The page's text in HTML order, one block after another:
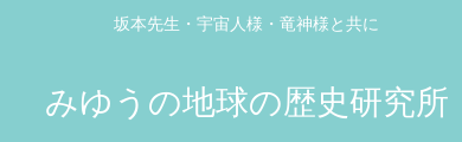
坂本先生・宇宙人様・竜神様と共に
みゆうの地球の歴史研究所